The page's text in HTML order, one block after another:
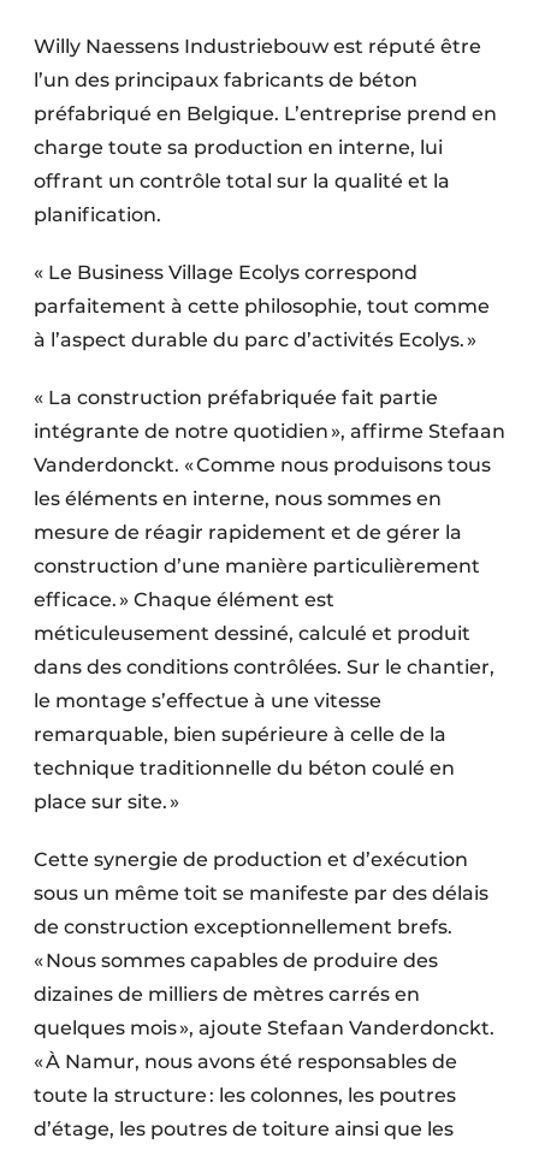
Willy Naessens Industriebouw est réputé être
l’un des principaux fabricants de béton
préfabriqué en Belgique. L’entreprise prend en
charge toute sa production en interne, lui
offrant un contrôle total sur la qualité et la
planification.
« Le Business Village Ecolys correspond
parfaite­ment à cette philosophie, tout comme
à l’aspect durable du parc d’activités Ecolys. »
« La construction préfabriquée fait partie
intégrante de notre quotidien », affirme Stefaan
Vanderdonckt. « Comme nous pro­duisons tous
les éléments en interne, nous sommes en
mesure de réagir rapidement et de gérer la
construction d’une manière parti­culière­ment
efficace. » Chaque élé­ment est
méticuleusement dessiné, calculé et produit
dans des conditions contrôlées. Sur le chantier,
le montage s’effectue à une vitesse
remarquable, bien supérieure à celle de la
technique traditionnelle du béton coulé en
place sur site. »
Cette synergie de production et d’exé­cution
sous un même toit se manifeste par des délais
de construction excep­tionnellement brefs.
« Nous sommes capa­bles de produire des
dizaines de milliers de mètres carrés en
quelques mois », ajoute Stefaan Vanderdonckt.
« À Namur, nous avons été responsables de
toute la structure : les colonnes, les poutres
d’étage, les poutres de toiture ainsi que les